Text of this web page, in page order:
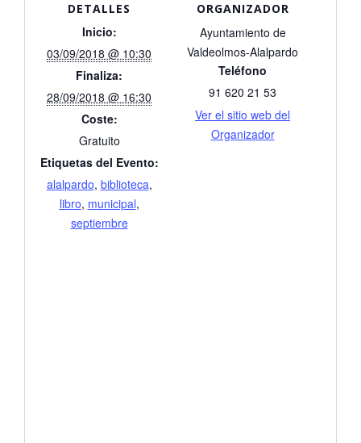
DETALLES
Inicio:
03/09/2018 @ 10:30
Finaliza:
28/09/2018 @ 16:30
Coste:
Gratuito
Etiquetas del Evento:
alalpardo, biblioteca,
libro, municipal,
septiembre
ORGANIZADOR
Ayuntamiento de
Valdeolmos-Alalpardo
Teléfono
91 620 21 53
Ver el sitio web del
Organizador